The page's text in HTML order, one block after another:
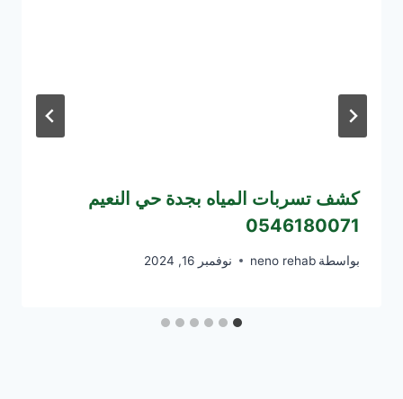
كشف تسربات المياه بجدة حي النعيم
0546180071
بواسطة neno rehab نوفمبر 16, 2024